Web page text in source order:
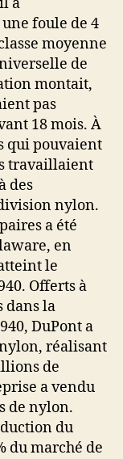
a
foule de 4
moyenne
de
montait,
pas
18 mois. À
qui pouvaient
travaillaient
des
nylon.
a été
en
le
Offerts à
dans la
DuPont a
réalisant
de
a vendu
de nylon.
du
du marché de